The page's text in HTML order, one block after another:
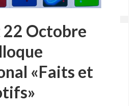
22 Octobre
«Faits et